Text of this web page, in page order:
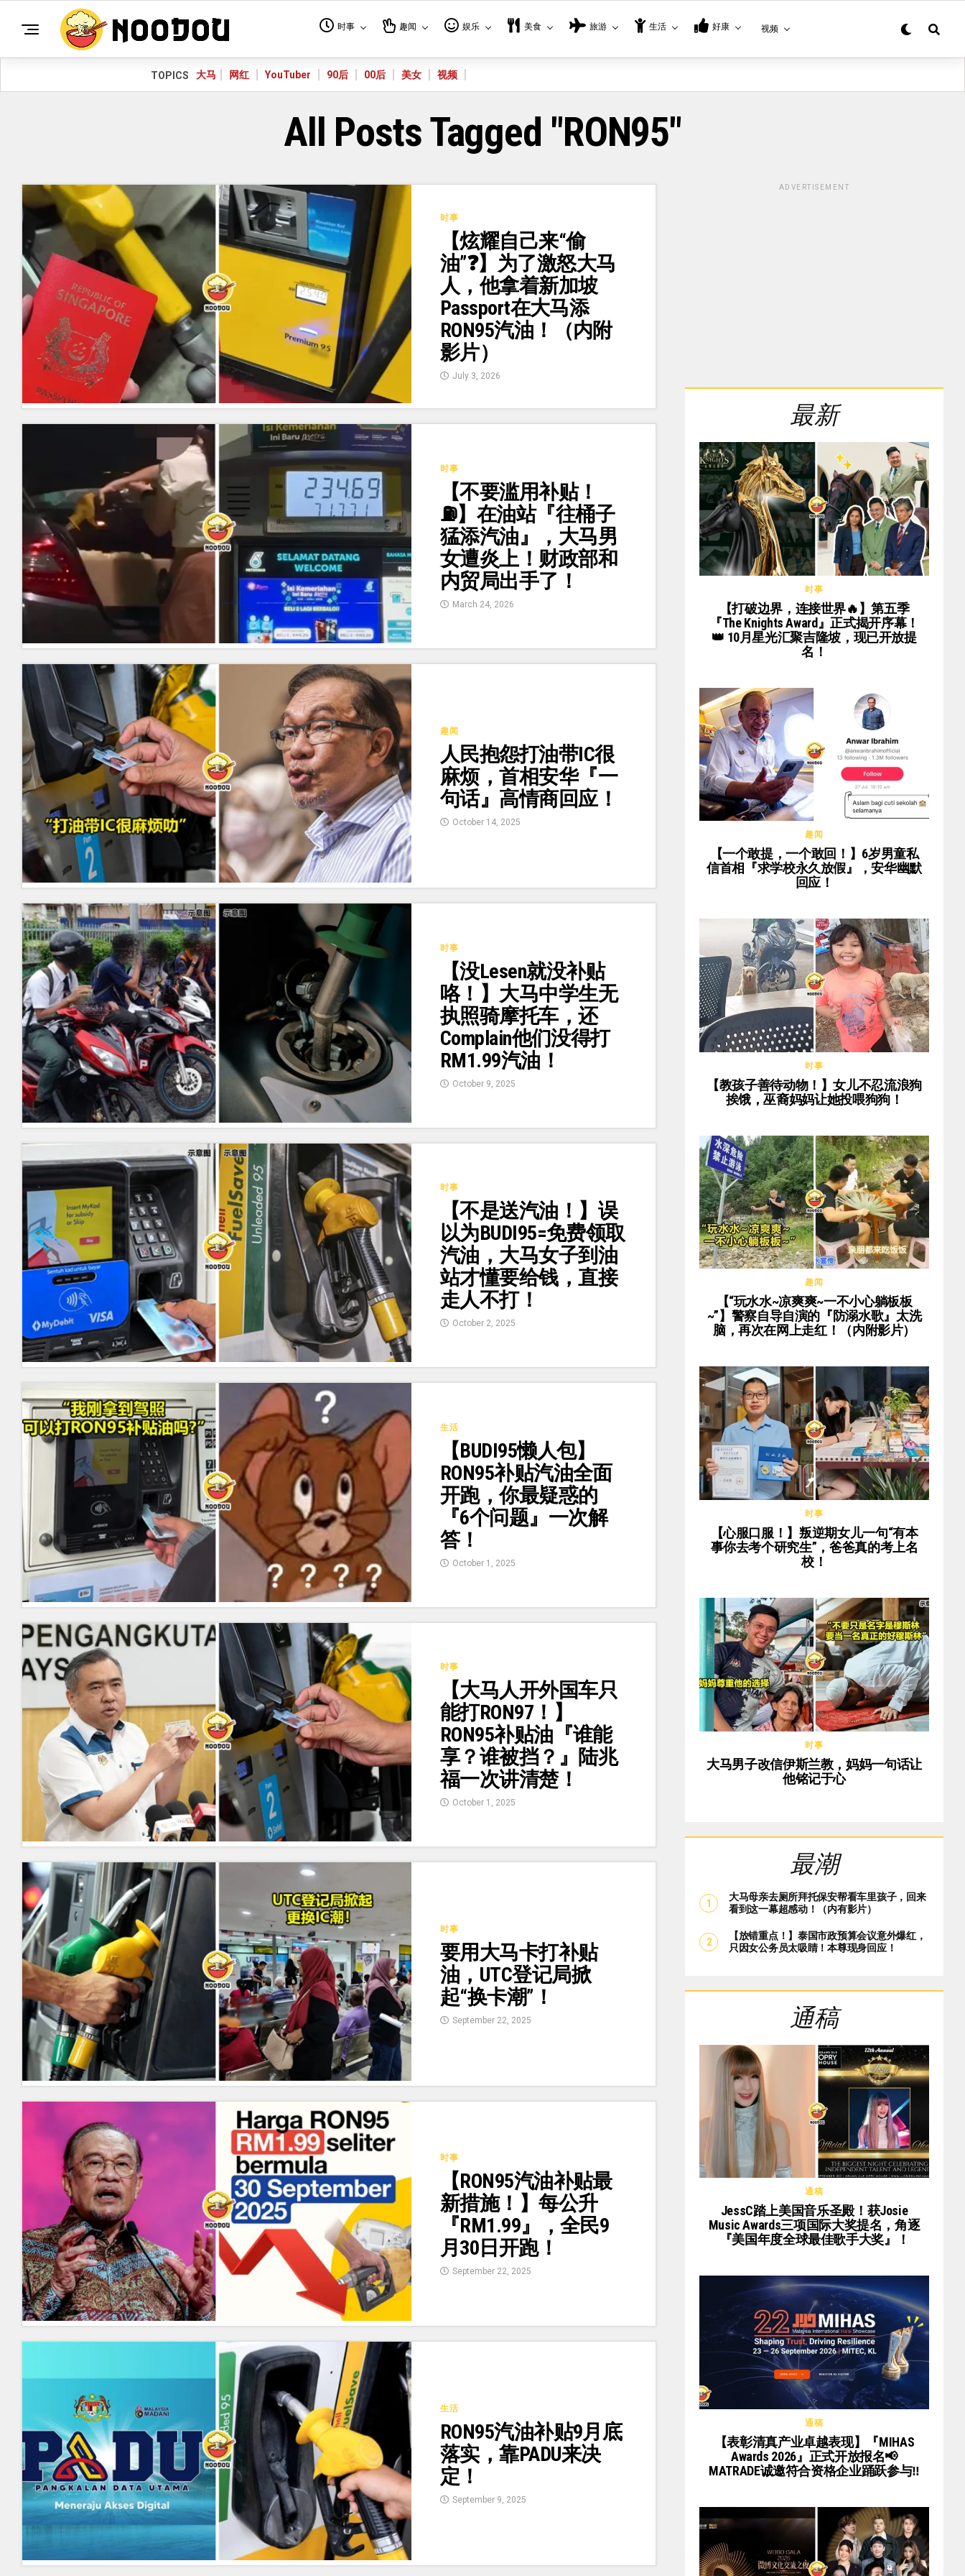
时事 趣闻 娱乐 美食 旅游 生活 好康 视频
TOPICS 大马 网红 YouTuber 90后 00后 美女 视频
All Posts Tagged "RON95"
时事
【炫耀自己来“偷
油”❓】为了激怒大马
人，他拿着新加坡
Passport在大马添
RON95汽油！（内附
影片）
July 3, 2026
时事
【不要滥用补贴！
⛽】在油站『往桶子
猛添汽油』，大马男
女遭炎上！财政部和
内贸局出手了！
March 24, 2026
趣闻
人民抱怨打油带IC很
麻烦，首相安华『一
句话』高情商回应！
October 14, 2025
时事
【没Lesen就没补贴
咯！】大马中学生无
执照骑摩托车，还
Complain他们没得打
RM1.99汽油！
October 9, 2025
时事
【不是送汽油！】误
以为BUDI95=免费领取
汽油，大马女子到油
站才懂要给钱，直接
走人不打！
October 2, 2025
生活
【BUDI95懒人包】
RON95补贴汽油全面
开跑，你最疑惑的
『6个问题』一次解
答！
October 1, 2025
时事
【大马人开外国车只
能打RON97！】
RON95补贴油『谁能
享？谁被挡？』陆兆
福一次讲清楚！
October 1, 2025
时事
要用大马卡打补贴
油，UTC登记局掀
起“换卡潮”！
September 22, 2025
时事
【RON95汽油补贴最
新措施！】每公升
『RM1.99』，全民9
月30日开跑！
September 22, 2025
生活
RON95汽油补贴9月底
落实，靠PADU来决
定！
September 9, 2025
ADVERTISEMENT
最新
时事
【打破边界，连接世界🔥】第五季
『The Knights Award』正式揭开序幕！
👑 10月星光汇聚吉隆坡，现已开放提
名！
趣闻
【一个敢提，一个敢回！】6岁男童私
信首相『求学校永久放假』，安华幽默
回应！
时事
【教孩子善待动物！】女儿不忍流浪狗
挨饿，巫裔妈妈让她投喂狗狗！
趣闻
【“玩水水~凉爽爽~一不小心躺板板
~”】警察自导自演的『防溺水歌』太洗
脑，再次在网上走红！（内附影片）
时事
【心服口服！】叛逆期女儿一句“有本
事你去考个研究生”，爸爸真的考上名
校！
时事
大马男子改信伊斯兰教，妈妈一句话让
他铭记于心
最潮
大马母亲去厕所拜托保安帮看车里孩子，回来
看到这一幕超感动！（内有影片）
【放错重点！】泰国市政预算会议意外爆红，
只因女公务员太吸睛！本尊现身回应！
通稿
通稿
JessC踏上美国音乐圣殿！获Josie
Music Awards三项国际大奖提名，角逐
『美国年度全球最佳歌手大奖』！
通稿
【表彰清真产业卓越表现】『MIHAS
Awards 2026』正式开放报名📢
MATRADE诚邀符合资格企业踊跃参与‼️